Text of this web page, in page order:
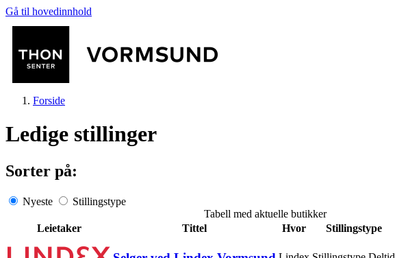
Gå til hovedinnhold
Butikker
Mat og drikke
Forside
Ledige stillinger
Sorter på:
Nyeste
Stillingstype
Tabell med aktuelle butikker
Leietaker
Tittel Hvor Stillingstype